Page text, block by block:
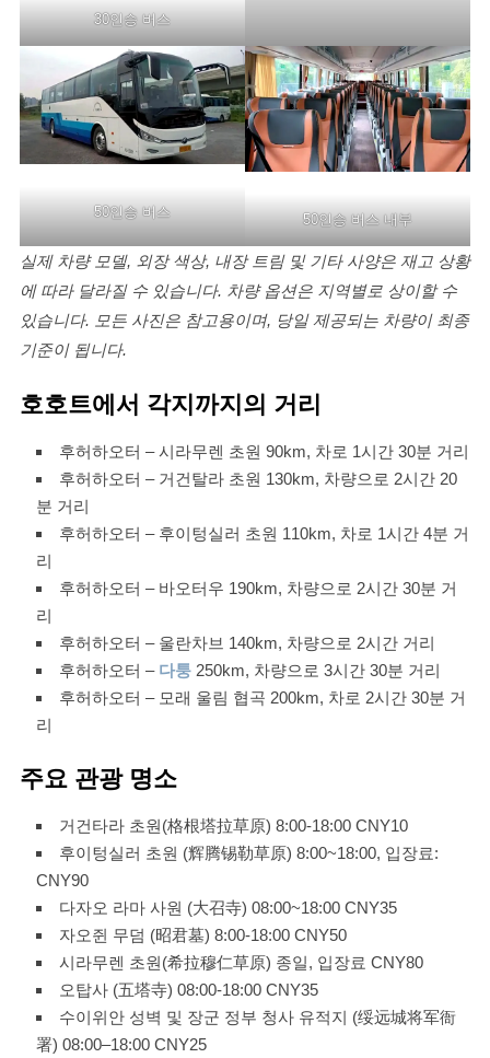
30인승 버스
50인승 버스 50인승 버스 내부
실제 차량 모델, 외장 색상, 내장 트림 및 기타 사양은 재고 상황
에 따라 달라질 수 있습니다. 차량 옵션은 지역별로 상이할 수
있습니다. 모든 사진은 참고용이며, 당일 제공되는 차량이 최종
기준이 됩니다.
호호트에서 각지까지의 거리
후허하오터 – 시라무렌 초원 90km, 차로 1시간 30분 거리
후허하오터 – 거건탈라 초원 130km, 차량으로 2시간 20
분 거리
후허하오터 – 후이텅실러 초원 110km, 차로 1시간 4분 거
리
후허하오터 – 바오터우 190km, 차량으로 2시간 30분 거
리
후허하오터 – 울란차브 140km, 차량으로 2시간 거리
후허하오터 – 다퉁250km, 차량으로 3시간 30분 거리
후허하오터 – 모래 울림 협곡 200km, 차로 2시간 30분 거
리
주요 관광 명소
거건타라 초원(格根塔拉草原) 8:00-18:00 CNY10
후이텅실러 초원 (辉腾锡勒草原) 8:00~18:00, 입장료:
CNY90
다자오 라마 사원 (大召寺) 08:00~18:00 CNY35
자오쥔 무덤 (昭君墓) 8:00-18:00 CNY50
시라무렌 초원(希拉穆仁草原) 종일, 입장료 CNY80
오탑사 (五塔寺) 08:00-18:00 CNY35
수이위안 성벽 및 장군 정부 청사 유적지 (绥远城将军衙
署) 08:00–18:00 CNY25